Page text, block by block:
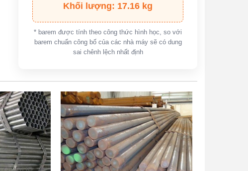
Khối lượng: 17.16 kg
* barem được tính theo công thức hình học, so với
barem chuẩn công bố của các nhà máy sẽ có dung
sai chênh lệch nhất định